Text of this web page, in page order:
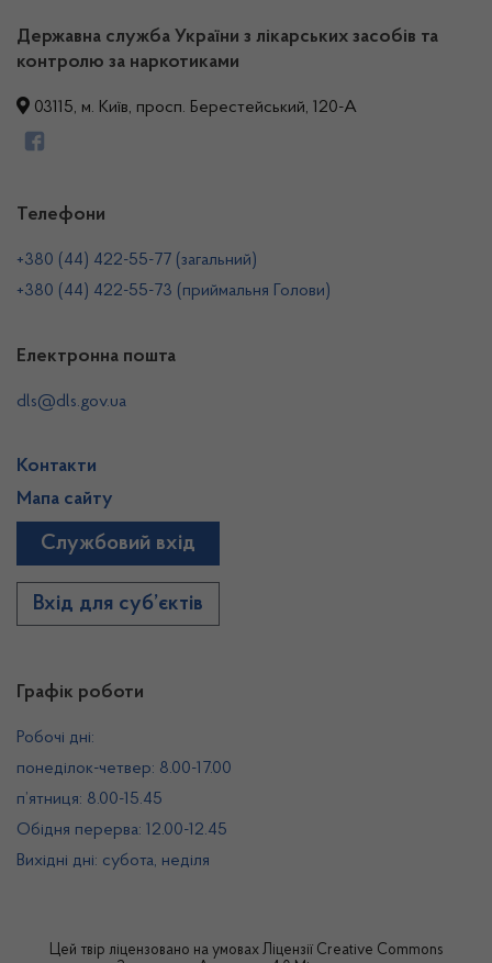
Державна служба України з лікарських засобів та
контролю за наркотиками
03115, м. Київ, просп. Берестейський, 120-А
Графік роботи
Робочі дні:
понеділок-четвер: 8.00-17.00
п’ятниця: 8.00-15.45
Обідня перерва: 12.00-12.45
Вихідні дні: субота, неділя
Телефони
+380 (44) 422-55-77 (загальний)
+380 (44) 422-55-73 (приймальня Голови)
Електронна пошта
dls@dls.gov.ua
Контакти
Мапа сайту
Службовий вхід
Вхід для суб’єктів
Цей твір ліцензовано на умовах Ліцензії Creative Commons